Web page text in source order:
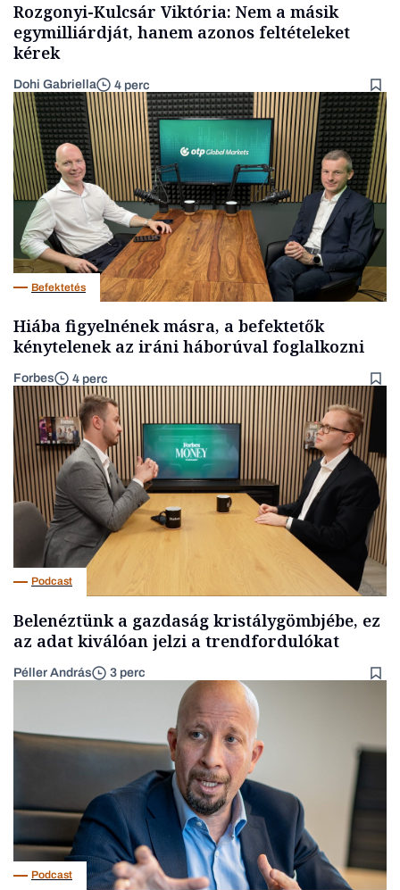
Rozgonyi-Kulcsár Viktória: Nem a másik
egymilliárdját, hanem azonos feltételeket
kérek
Dohi Gabriella 4 perc
Befektetés
Hiába figyelnének másra, a befektetők
kénytelenek az iráni háborúval foglalkozni
Forbes 4 perc
Podcast
Belenéztünk a gazdaság kristálygömbjébe, ez
az adat kiválóan jelzi a trendfordulókat
Péller András 3 perc
Podcast